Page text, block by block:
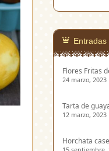
Flores Fritas
24 marzo, 2023
Tarta de
12 marzo, 2023
Horchata